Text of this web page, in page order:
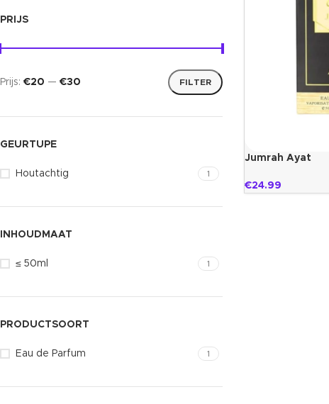
PRIJS
FILTER
Prijs: €20 — €30
GEURTUPE
Houtachtig 1
INHOUDMAAT
≤ 50ml 1
PRODUCTSOORT
Eau de Parfum 1
Jumrah Ayat
€24.99